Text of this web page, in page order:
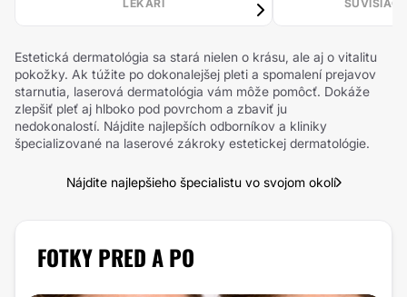
LEKÁRI
Estetická dermatológia sa stará nielen o krásu, ale aj o vitalitu
pokožky. Ak túžite po dokonalejšej pleti a spomalení prejavov
starnutia, laserová dermatológia vám môže pomôcť. Dokáže
zlepšiť pleť aj hlboko pod povrchom a zbaviť ju
nedokonalostí. Nájdite najlepších odborníkov a kliniky
špecializované na laserové zákroky estetickej dermatológie.
Nájdite najlepšieho špecialistu vo svojom okolí
FOTKY PRED A PO